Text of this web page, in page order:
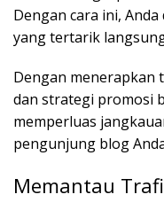
Dengan cara ini,
yang tertarik
Dengan menerapkan
dan strategi promosi
memperluas
pengunjung blog
Memantau